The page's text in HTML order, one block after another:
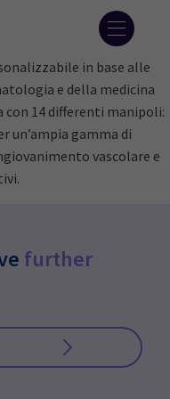
in base alle
e della medicina
con 14 differenti manipoli:
un’ampia gamma di
vascolare e
further